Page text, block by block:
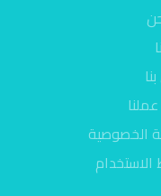
الخصوصية